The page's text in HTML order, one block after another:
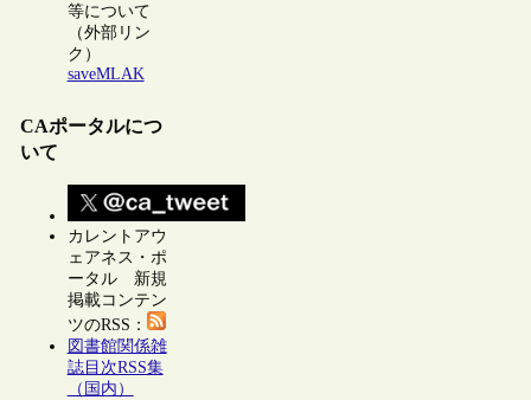
等について
（外部リン
ク）
saveMLAK
CAポータルにつ
いて
カレントアウ
ェアネス・ポ
ータル 新規
掲載コンテン
ツのRSS：
図書館関係雑
誌目次RSS集
（国内）